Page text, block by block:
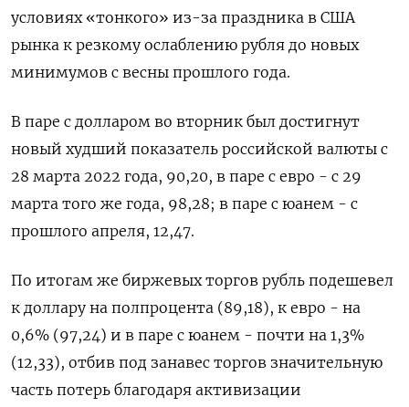
условиях «тонкого» из-за праздника в США
рынка к резкому ослаблению рубля до новых
минимумов с весны прошлого года.
В паре с долларом во вторник был достигнут
новый худший показатель российской валюты с
28 марта 2022 года, 90,20, в паре с евро - с 29
марта того же года, 98,28; в паре с юанем - с
прошлого апреля, 12,47.
По итогам же биржевых торгов рубль подешевел
к доллару на полпроцента (89,18), к евро - на
0,6% (97,24) и в паре с юанем - почти на 1,3%
(12,33), отбив под занавес торгов значительную
часть потерь благодаря активизации